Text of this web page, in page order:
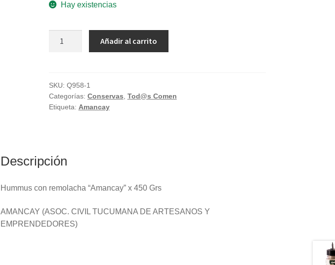
Hay existencias
x
450
Grs
Añadir al carrito
SKU: Q958-1
Categorías: Conservas, Tod@s Comen
Etiqueta: Amancay
Descripción
Hummus con remolacha “Amancay” x 450 Grs
AMANCAY (ASOC. CIVIL TUCUMANA DE ARTESANOS Y
EMPRENDEDORES)